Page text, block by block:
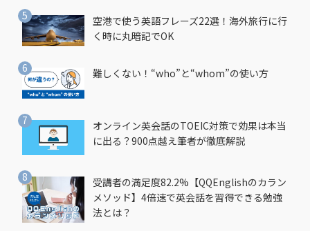
空港で使う英語フレーズ22選！海外旅行に行
く時に丸暗記でOK
難しくない！“who”と“whom”の使い方
オンライン英会話のTOEIC対策で効果は本当
に出る？900点越え筆者が徹底解説
受講者の満足度82.2%【QQEnglishのカラン
メソッド】4倍速で英会話を習得できる勉強
法とは？